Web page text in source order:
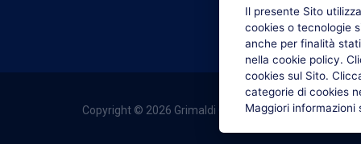
Il presente Sito
cookies o tecnologie
anche per finalità
nella cookie policy.
cookies sul Sito.
categorie di cookies
Maggiori
Copyright © 2026 Grimaldi Group. All rights reserved.